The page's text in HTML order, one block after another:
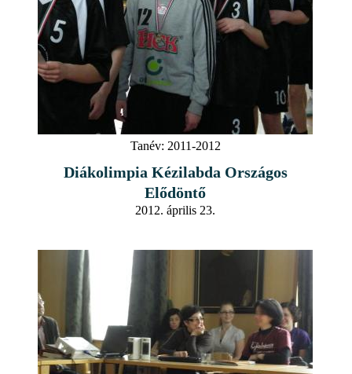
Tanév: 2011-2012
Diákolimpia Kézilabda Országos
Elődöntő
2012. április 23.